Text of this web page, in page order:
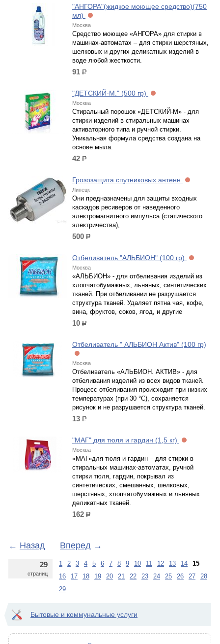
"АНГОРА"(жидкое моющее средство)(750
мл)
Москва
Средство моющее «АНГОРА» для стирки в
машинах-автоматах – для стирки шерстяных,
шелковых и других деликатных изделий в
воде любой жесткости.
91 р.
"ДЕТСКИЙ-М." (500 гр)
Москва
Стиральный порошок «ДЕТСКИЙ-М» - для
стирки изделий в стиральных машинах
активаторного типа и ручной стирки.
Уникальная формула средства создана на
основе мыла.
42 р.
Грозозащита спутниковых антенн
Липецк
Они предназначены для защиты входных
каскадов ресиверов от наведенного
электромагнитного импульса (статического
электричества),
500 р.
Отбеливатель "АЛЬБИОН" (100 гр)
Москва
«АЛЬБИОН» - для отбеливания изделий из
хлопчатобумажных, льняных, синтетических
тканей. При отбеливании не разрушается
структура тканей. Удаляет пятна чая, кофе,
вина, фруктов, соков, ягод, и другие
10 р.
Отбеливатель " АЛЬБИОН Актив" (100 гр)
Москва
Отбеливатель «АЛЬБИОН. АКТИВ» - для
отбеливания изделий из всех видов тканей.
Процесс отбеливания происходит при низких
температурах (при 30 °С), сохраняется
рисунок и не разрушается структура тканей.
13 р.
"МАГ" для тюля и гардин (1,5 кг)
Москва
«МАГ»для тюля и гардин – для стирки в
стиральных машинах-автоматах, ручной
стирки тюля, гардин, покрывал из
синтетических, смешанных, шелковых,
шерстяных, хлопчатобумажных и льняных
деликатных тканей.
162 р.
← Назад Вперед →
29
страниц
1 2 3 4 5 6 7 8 9 10 11 12 13 14
15
16
17 18 19 20 21 22 23 24 25 26 27
28
29
Бытовые и коммунальные услуги